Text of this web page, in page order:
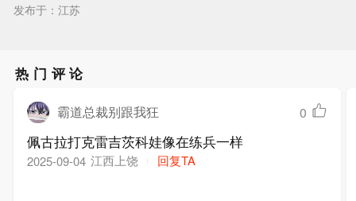
发布于：江苏
热门评论
霸道总裁别跟我狂 0
佩古拉打克雷吉茨科娃像在练兵一样
2025-09-04 江西上饶 回复TA